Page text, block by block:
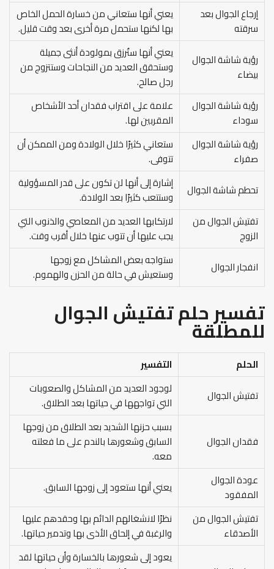
إرجاع الجوال بعد
سرقته
يعني أنها ستعاني من خسارة الحمل الخاص
بها لكنها ستحمل مرة أخرى بعد وقت قليل.
رؤية شاشة الجوال
بيضاء
يعني أنها ستُرزق بمولودة أنثى جميلة
وستحقق العديد من النجاحات وستتزوج من
رجل صالح.
رؤية شاشة الجوال
سوداء
علامة على اقتراب فقدان أحد الأشخاص
المقربين لها.
رؤية شاشة الجوال
صفراء
ستعاني كثيرًا خلال الولادة ومن الممكن أن
تتوفى.
تحطم شاشة الجوال
إشارة إلى أنها لن تكون على قدر المسؤولية
وستتعب كثيرًا بعد الولادة.
تفتيش الجوال من
الزوج
لارتكابها العديد من المعاصي والذنوب التي
يجب عليها أن تتوب عنها خلال أقرب وقت.
انفجار الجوال
ستواجه بعض المشاكل مع زوجها
وستعيش في حالة من الحزن والهموم.
تفسير حلم تفتيش الجوال
للمطلقة
الحلم
التفسير
تفتيش الجوال
لوجود العديد من المشاكل والصعوبات
التي تواجهها في حياتها بعد الطلاق.
فقدان الجوال
بسبب حزنها الشديد بعد الطلاق من زوجها
السابق وشعورها بالندم على ما فعلته
معه.
عودة الجوال
المفقود
يعني أنها ستعود إلى زوجها السابق.
تفتيش الجوال من
الأصدقاء
نظرًا لانشغالهم الدائم بها وحقدهم عليها
والرغبة في إلحاق الأذى بها وتدمير حياتها.
يعود إلى شعورها بالخسارة وأن حياتها لقد